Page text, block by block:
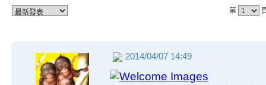
第
2014/04/07 14:49